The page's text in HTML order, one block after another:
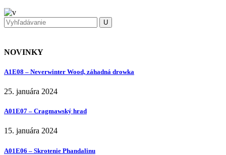
NOVINKY
A1E08 – Neverwinter Wood, záhadná drowka
25. januára 2024
A01E07 – Cragmawský hrad
15. januára 2024
A01E06 – Skrotenie Phandalinu